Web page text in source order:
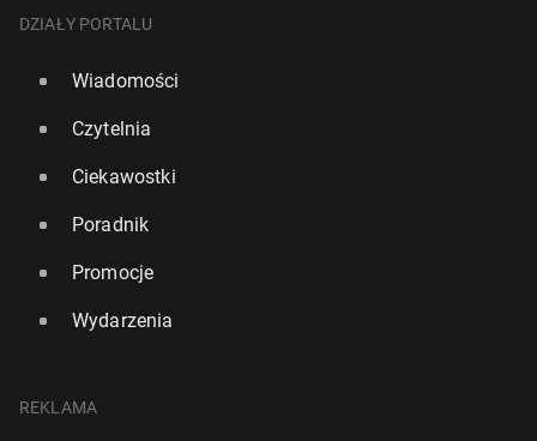
DZIAŁY PORTALU
Wiadomości
Czytelnia
Ciekawostki
Poradnik
Promocje
Wydarzenia
REKLAMA